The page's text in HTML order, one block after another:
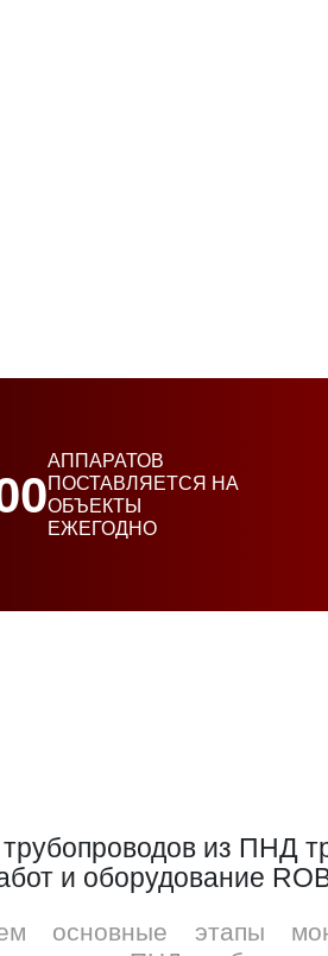
АППАРАТОВ
ПОСТАВЛЯЕТСЯ НА
ОБЪЕКТЫ
ЕЖЕГОДНО
из ПНД
и оборудование
основные этапы